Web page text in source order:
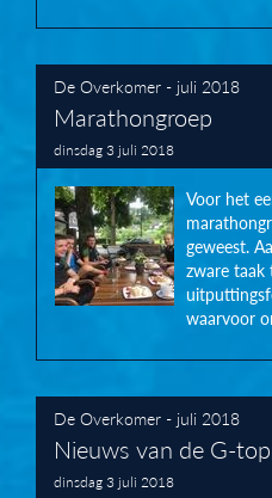
De Overkomer - juli 2018
Marathongroep
dinsdag 3 juli 2018
Voor het
geweest.
zware taak
waarvoor
De Overkomer - juli 2018
Nieuws van de G-
dinsdag 3 juli 2018